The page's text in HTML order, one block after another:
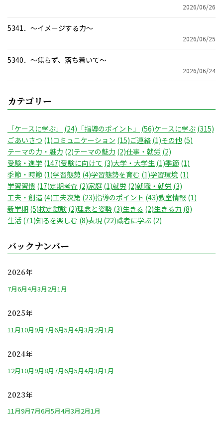
2026/06/26
5341．～イメージする力〜
2026/06/25
5340．～焦らず、落ち着いて〜
2026/06/24
カテゴリー
「ケースに学ぶ」 (24) 「指導のポイント」 (56)ケースに学ぶ (315)
ごあいさつ (1)コミュニケーション (15)ご連絡 (1)その他 (5)
テーマの力・魅力 (2)テーマの魅力 (2)仕事・就労 (2)
受験・進学 (147)受験に向けて (3)大学・大学生 (1)季節 (1)
季節・時節 (1)学習態勢 (4)学習態勢を育む (1)学習環境 (1)
学習習慣 (17)定期考査 (2)家庭 (1)就労 (2)就職・就労 (3)
工夫・創造 (4)工夫次第 (23)指導のポイント (43)教室情報 (1)
新学期 (5)検定試験 (2)理念と姿勢 (3)生きる (2)生きる力 (8)
生活 (71)知るを楽しむ (8)表現 (22)識者に学ぶ (2)
バックナンバー
2026年
7月6月4月3月2月1月
2025年
11月10月9月7月6月5月4月3月2月1月
2024年
12月10月9月8月7月6月5月4月3月1月
2023年
11月9月7月6月5月4月3月2月1月